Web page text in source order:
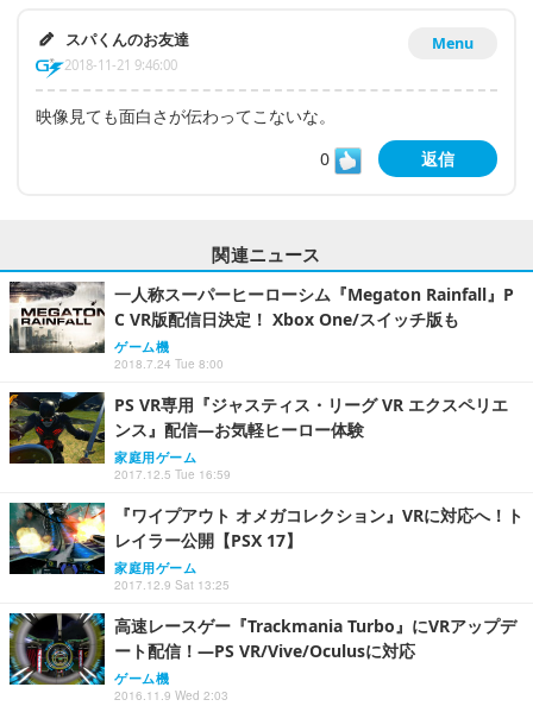
Menu
スパくんのお友達
2018-11-21 9:46:00
映像見ても面白さが伝わってこないな。
0
返信
関連ニュース
一人称スーパーヒーローシム『Megaton Rainfall』P
C VR版配信日決定！ Xbox One/スイッチ版も
ゲーム機
2018.7.24 Tue 8:00
PS VR専用『ジャスティス・リーグ VR エクスペリエ
ンス』配信―お気軽ヒーロー体験
家庭用ゲーム
2017.12.5 Tue 16:59
『ワイプアウト オメガコレクション』VRに対応へ！ト
レイラー公開【PSX 17】
家庭用ゲーム
2017.12.9 Sat 13:25
高速レースゲー『Trackmania Turbo』にVRアップデ
ート配信！―PS VR/Vive/Oculusに対応
ゲーム機
2016.11.9 Wed 2:03